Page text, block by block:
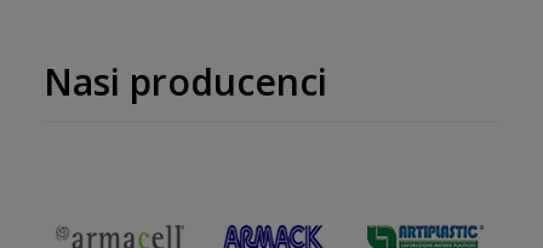
Nasi producenci